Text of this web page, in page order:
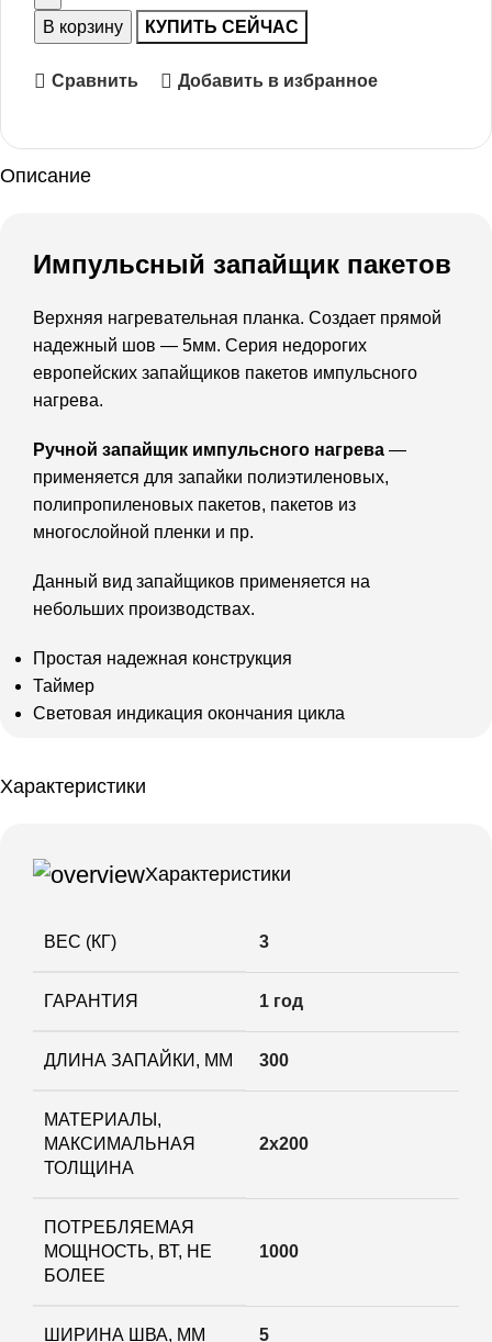
В корзину КУПИТЬ СЕЙЧАС
Сравнить Добавить в избранное
Описание
Импульсный запайщик пакетов
Верхняя нагревательная планка. Создает прямой
надежный шов — 5мм. Серия недорогих
европейских запайщиков пакетов импульсного
нагрева.
Ручной запайщик импульсного нагрева —
применяется для запайки полиэтиленовых,
полипропиленовых пакетов, пакетов из
многослойной пленки и пр.
Данный вид запайщиков применяется на
небольших производствах.
Простая надежная конструкция
Таймер
Световая индикация окончания цикла
Характеристики
Характеристики
ВЕС (КГ) 3
ГАРАНТИЯ 1 год
ДЛИНА ЗАПАЙКИ, ММ 300
МАТЕРИАЛЫ,
МАКСИМАЛЬНАЯ
ТОЛЩИНА
2х200
ПОТРЕБЛЯЕМАЯ
МОЩНОСТЬ, ВТ, НЕ
БОЛЕЕ
1000
ШИРИНА ШВА, ММ 5